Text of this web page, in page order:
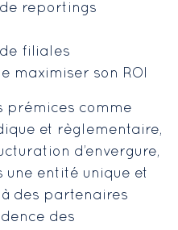
reportings
filiales
maximiser son ROI
prémices comme
et règlementaire,
d’envergure,
une entité unique et
à des partenaires
des